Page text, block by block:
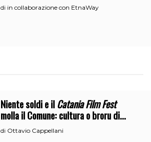
di in collaborazione con EtnaWay
Niente soldi e ilCatania Film Fest
molla il Comune: cultura o broru di
ciciri?
di Ottavio Cappellani